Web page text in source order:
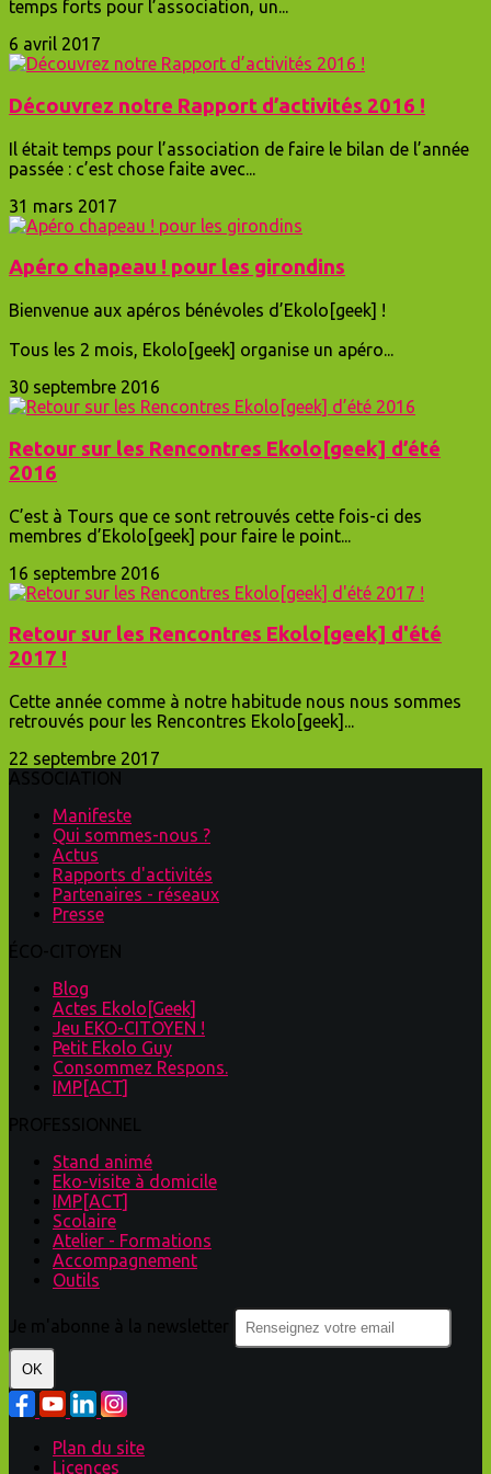
temps forts pour l’association, un...
6 avril 2017
Découvrez notre Rapport d’activités 2016 !
Il était temps pour l’association de faire le bilan de l’année
passée : c’est chose faite avec...
31 mars 2017
Apéro chapeau ! pour les girondins
Bienvenue aux apéros bénévoles d’Ekolo[geek] !
Tous les 2 mois, Ekolo[geek] organise un apéro...
30 septembre 2016
Retour sur les Rencontres Ekolo[geek] d’été
2016
C’est à Tours que ce sont retrouvés cette fois-ci des
membres d’Ekolo[geek] pour faire le point...
16 septembre 2016
Retour sur les Rencontres Ekolo[geek] d'été
2017 !
Cette année comme à notre habitude nous nous sommes
retrouvés pour les Rencontres Ekolo[geek]...
22 septembre 2017
Manifeste
Qui sommes-nous ?
Actus
Rapports d'activités
Partenaires - réseaux
Presse
Blog
Actes Ekolo[Geek]
Jeu EKO-CITOYEN !
Petit Ekolo Guy
Consommez Respons.
IMP[ACT]
Stand animé
Eko-visite à domicile
IMP[ACT]
Scolaire
Atelier - Formations
Accompagnement
Outils
OK
Plan du site
Licences